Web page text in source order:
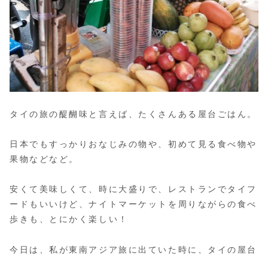
タイの旅の醍醐味と言えば、たくさんある屋台ごはん。
日本でもすっかりおなじみの物や、初めて見る食べ物や
果物などなど。
安くて美味しくて、時に大盛りで、レストランでタイフ
ードもいいけど、ナイトマーケットを周りながらの食べ
歩きも、とにかく楽しい！
今日は、私が東南アジア旅に出ていた時に、タイの屋台